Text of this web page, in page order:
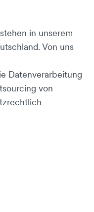
in unserem
Von uns
Datenverarbeitung
von